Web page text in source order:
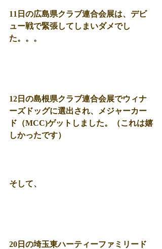
11日の広島県クラブ連合会展は、デビ
ュー戦で緊張してしまいダメでし
た。。。
12日の島根県クラブ連合会展でウィナ
ーズドッグに選出され、メジャーカー
ド（MCC)ゲットしました。（これは嬉
しかったです）
そして、
20日の埼玉東ハーティーファミリード